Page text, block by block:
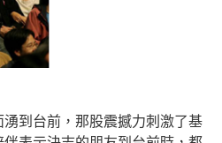
到台前，那股震撼力刺激了基